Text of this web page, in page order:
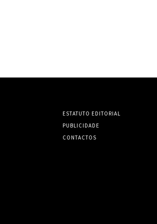
ESTATUTO EDITORIAL
PUBLICIDADE
CONTACTOS